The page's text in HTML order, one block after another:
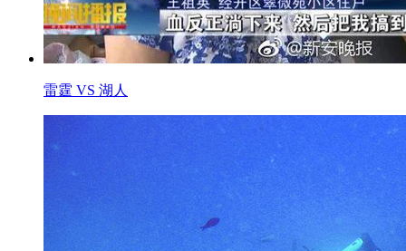
雷霆 VS 湖人